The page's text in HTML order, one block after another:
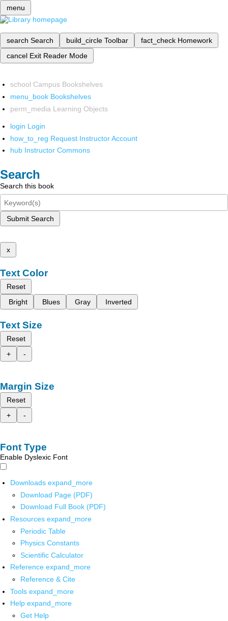
menu
search Search build_circle Toolbar fact_check Homework
cancel Exit Reader Mode
school Campus Bookshelves
menu_book Bookshelves
perm_media Learning Objects
login Login
how_to_reg Request Instructor Account
hub Instructor Commons
Search
Search this book
Submit Search
x
Text Color
Reset
Bright
Blues Gray Inverted
Text Size
Reset
+
-
Margin Size
Reset
+
-
Font Type
Enable Dyslexic Font
Downloads expand_more
Download Page (PDF)
Download Full Book (PDF)
Resources expand_more
Periodic Table
Physics Constants
Scientific Calculator
Reference expand_more
Reference & Cite
Tools expand_more
Help expand_more
Get Help